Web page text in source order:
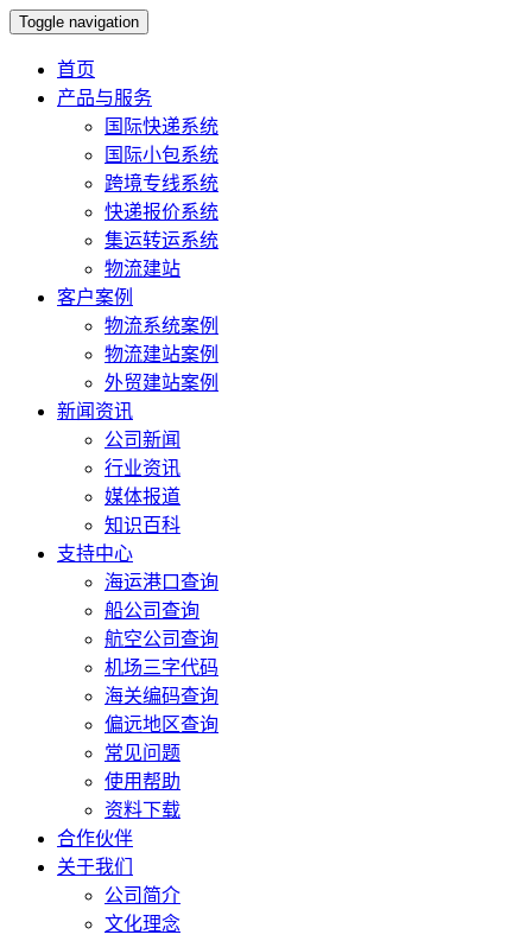
Toggle navigation
首页
产品与服务
国际快递系统
国际小包系统
跨境专线系统
快递报价系统
集运转运系统
物流建站
客户案例
物流系统案例
物流建站案例
外贸建站案例
新闻资讯
公司新闻
行业资讯
媒体报道
知识百科
支持中心
海运港口查询
船公司查询
航空公司查询
机场三字代码
海关编码查询
偏远地区查询
常见问题
使用帮助
资料下载
合作伙伴
关于我们
公司简介
文化理念